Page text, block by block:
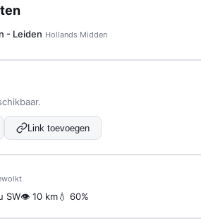
- Leiden Hollands Midden
Link toevoegen
SW👁 10 km💧 60%